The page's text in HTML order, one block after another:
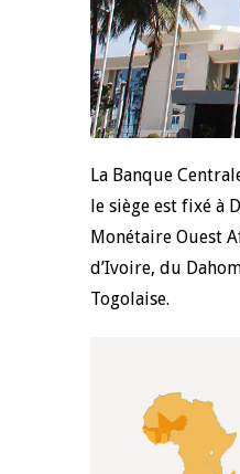
La Banque
le siège est fixé à
Monétaire Ouest
d’Ivoire, du
Togolaise.
d'ouverture du
Monétaire de la
2026, prononcée par
Jean-Claude Kassi